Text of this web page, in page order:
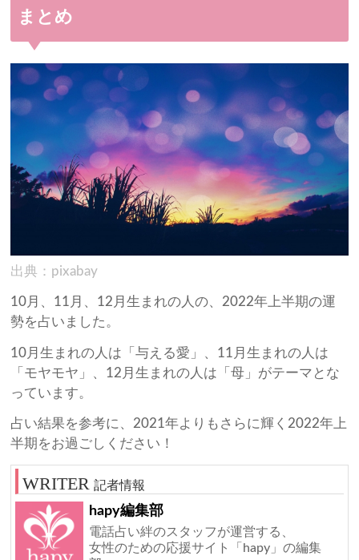
まとめ
出典：pixabay
10月、11月、12月生まれの人の、2022年上半期の運
勢を占いました。
10月生まれの人は「与える愛」、11月生まれの人は
「モヤモヤ」、12月生まれの人は「母」がテーマとな
っています。
占い結果を参考に、2021年よりもさらに輝く2022年上
半期をお過ごしください！
記者情報
hapy編集部
電話占い絆のスタッフが運営する、
女性のための応援サイト「hapy」の編集